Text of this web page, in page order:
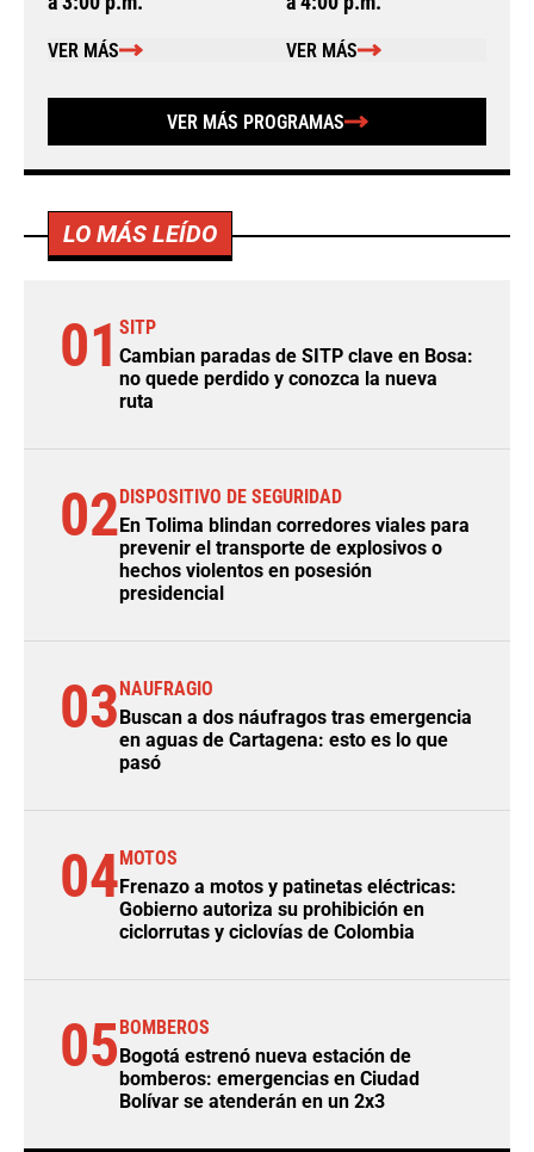
VER MÁS VER MÁS
VER MÁS PROGRAMAS
LO MÁS LEÍDO
01 SITP
Cambian paradas de SITP clave en Bosa:
no quede perdido y conozca la nueva
ruta
02DISPOSITIVO DE SEGURIDAD
En Tolima blindan corredores viales para
prevenir el transporte de explosivos o
hechos violentos en posesión
presidencial
03NAUFRAGIO
Buscan a dos náufragos tras emergencia
en aguas de Cartagena: esto es lo que
pasó
04MOTOS
Frenazo a motos y patinetas eléctricas:
Gobierno autoriza su prohibición en
ciclorrutas y ciclovías de Colombia
05BOMBEROS
Bogotá estrenó nueva estación de
bomberos: emergencias en Ciudad
Bolívar se atenderán en un 2x3